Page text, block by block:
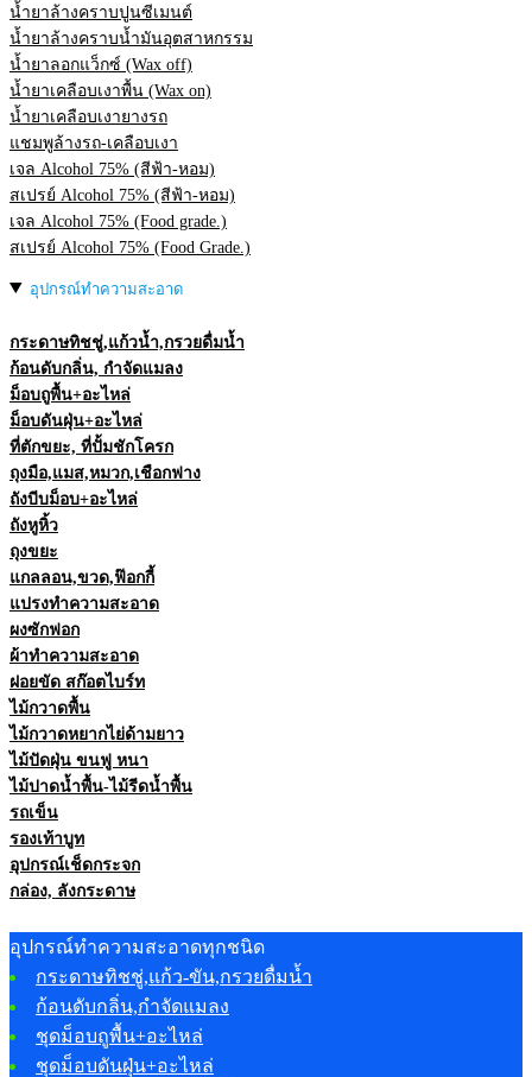
น้ำยาล้างคราบปูนซีเมนต์
น้ำยาล้างคราบน้ำมันอุตสาหกรรม
น้ำยาลอกแว็กซ์ (Wax off)
น้ำยาเคลือบเงาพื้น (Wax on)
น้ำยาเคลือบเงายางรถ
แชมพูล้างรถ-เคลือบเงา
เจล Alcohol 75% (สีฟ้า-หอม)
สเปรย์ Alcohol 75% (สีฟ้า-หอม)
เจล Alcohol 75% (Food grade.)
สเปรย์ Alcohol 75% (Food Grade.)
อุปกรณ์ทำความสะอาด
กระดาษทิชชู่,แก้วน้ำ,กรวยดื่มน้ำ
ก้อนดับกลิ่น, กำจัดแมลง
ม็อบถูพื้น+อะไหล่
ม็อบดันฝุ่น+อะไหล่
ที่ตักขยะ, ที่ปั้มชักโครก
ถุงมือ,แมส,หมวก,เชือกฟาง
ถังบีบม็อบ+อะไหล่
ถังหูหิ้ว
ถุงขยะ
แกลลอน,ขวด,ฟ๊อกกี้
แปรงทำความสะอาด
ผงซักฟอก
ผ้าทำความสะอาด
ฝอยขัด สก๊อตไบร์ท
ไม้กวาดพื้น
ไม้กวาดหยากไย่ด้ามยาว
ไม้ปัดฝุ่น ขนฟู หนา
ไม้ปาดน้ำพื้น-ไม้รีดน้ำพื้น
รถเข็น
รองเท้าบูท
อุปกรณ์เช็ดกระจก
กล่อง, ลังกระดาษ
อุปกรณ์ทำความสะอาดทุกชนิด
กระดาษทิชชู่,แก้ว-ขัน,กรวยดื่มน้ำ
ก้อนดับกลิ่น,กำจัดแมลง
ชุดม็อบถูพื้น+อะไหล่
ชุดม็อบดันฝุ่น+อะไหล่